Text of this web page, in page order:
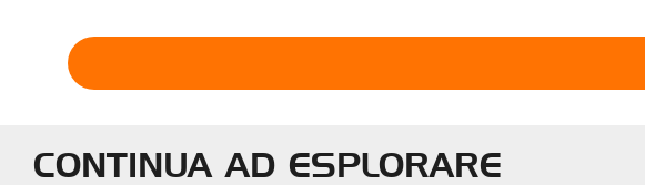
CONTINUA AD ESPLORARE